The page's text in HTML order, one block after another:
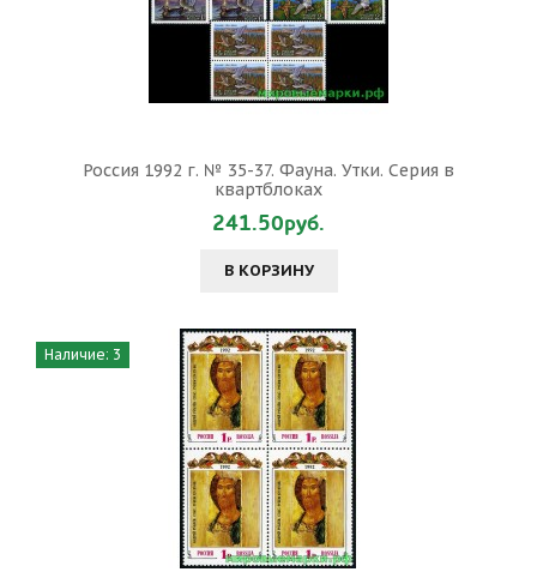
Россия 1992 г. № 35-37. Фауна. Утки. Серия в
квартблоках
241.50руб.
В КОРЗИНУ
Наличие: 3